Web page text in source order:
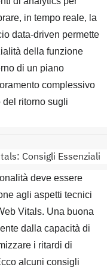
in tempo reale, la
data-driven permette
della funzione
di un piano
complessivo
del ritorno sugli
Consigli Essenziali
deve essere
agli aspetti tecnici
Vitals. Una buona
dalla capacità di
i ritardi di
alcuni consigli